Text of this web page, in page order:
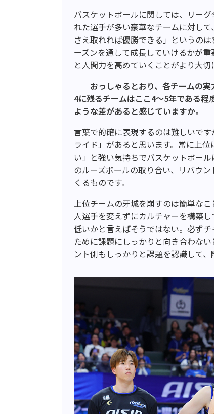
バスケットボールに関しては、リー
れた選手が多い豪華なチームに対し
さえ取れれば優勝できる」というの
ーズンを通して成長していけるかが
と人間力を高めていくことがより大切
──おっしゃるとおり、 各チームの
4に残るチームはここ4〜5年である程
ような差があると感じていますか。
言葉で的確に表現するのは難しいで
ライド」があると思います。常に上
い」と強い気持ちでバスケットボー
のルーズボールの取り合い、リバウ
くるものです。
上位チームの牙城を崩すのは簡単な
人選手を変えずにカルチャーを構築
低いかと言えばそうではない。必ず
ために課題にしっかりと向き合わな
ント側もしっかりと課題を認識して